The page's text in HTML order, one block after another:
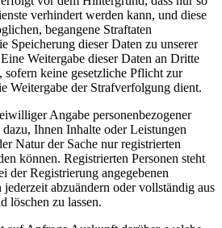
verhindert werden kann, und diese
begangene Straftaten
Speicherung dieser Daten zu unserer
Weitergabe dieser Daten an Dritte
keine gesetzliche Pflicht zur
Weitergabe der Strafverfolgung dient.
Angabe personenbezogener
Ihnen Inhalte oder Leistungen
Natur der Sache nur registrierten
können. Registrierten Personen steht
der Registrierung angegebenen
jederzeit abzuändern oder vollständig aus
löschen zu lassen.